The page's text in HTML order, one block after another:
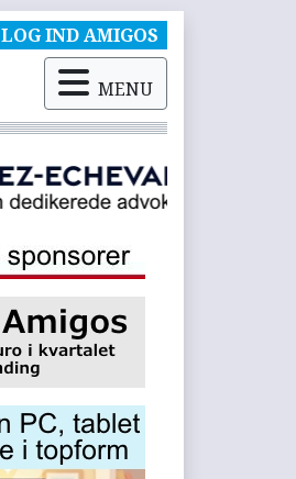
LOG IND AMIGOS
MENU